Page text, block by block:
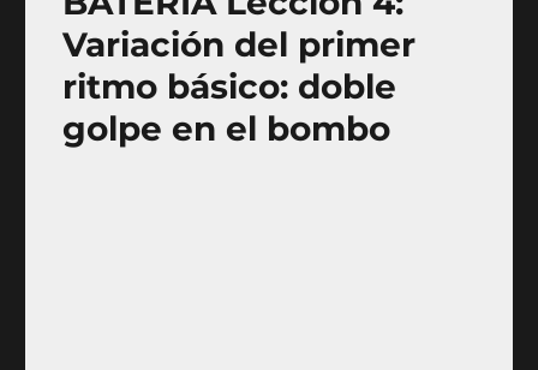
doble
golpe
en
el
Variación del primer
ritmo básico: doble
golpe en el bombo